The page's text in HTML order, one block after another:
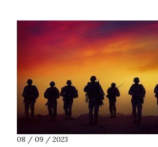
08 / 09 / 2023